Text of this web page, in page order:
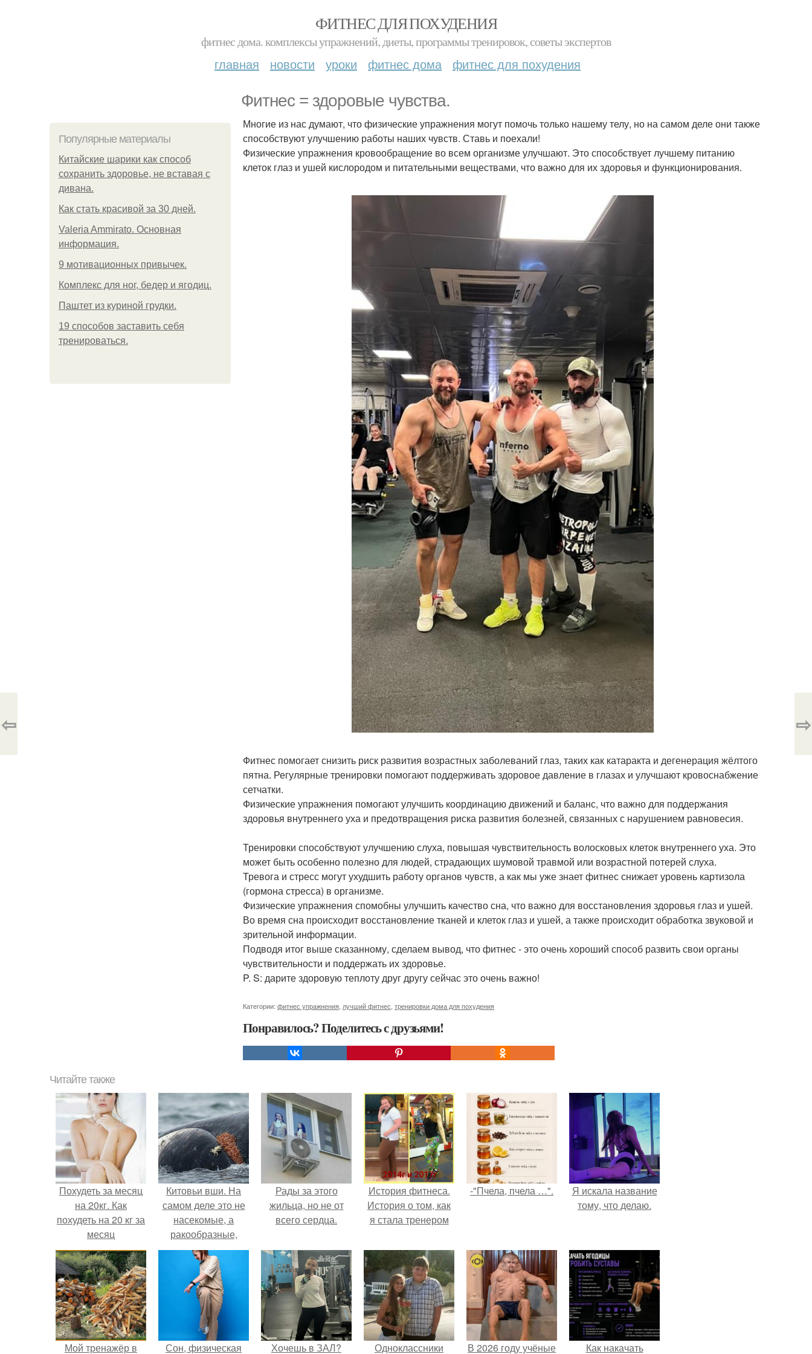
ФИТНЕС ДЛЯ ПОХУДЕНИЯ
фитнес дома. комплексы упражнений, диеты, программы тренировок, советы экспертов
главная новости уроки фитнес дома фитнес для похудения
Фитнес = здоровые чувства.
Популярные материалы
Китайские шарики как способ
сохранить здоровье, не вставая с
дивана.
Как стать красивой за 30 дней.
Valeria Ammirato. Основная
информация.
9 мотивационных привычек.
Комплекс для ног, бедер и ягодиц.
Паштет из куриной грудки.
19 способов заставить себя
тренироваться.
Многие из нас думают, что физические упражнения могут помочь только нашему телу, но на самом деле они также
способствуют улучшению работы наших чувств. Ставь и поехали!
Физические упражнения кровообращение во всем организме улучшают. Это способствует лучшему питанию
клеток глаз и ушей кислородом и питательными веществами, что важно для их здоровья и функционирования.
Фитнес помогает снизить риск развития возрастных заболеваний глаз, таких как катаракта и дегенерация жёлтого
пятна. Регулярные тренировки помогают поддерживать здоровое давление в глазах и улучшают кровоснабжение
сетчатки.
Физические упражнения помогают улучшить координацию движений и баланс, что важно для поддержания
здоровья внутреннего уха и предотвращения риска развития болезней, связанных с нарушением равновесия.
Тренировки способствуют улучшению слуха, повышая чувствительность волосковых клеток внутреннего уха. Это
может быть особенно полезно для людей, страдающих шумовой травмой или возрастной потерей слуха.
Тревога и стресс могут ухудшить работу органов чувств, а как мы уже знает фитнес снижает уровень картизола
(гормона стресса) в организме.
Физические упражнения спомобны улучшить качество сна, что важно для восстановления здоровья глаз и ушей.
Во время сна происходит восстановление тканей и клеток глаз и ушей, а также происходит обработка звуковой и
зрительной информации.
Подводя итог выше сказанному, сделаем вывод, что фитнес - это очень хороший способ развить свои органы
чувствительности и поддержать их здоровье.
P. S: дарите здоровую теплоту друг другу сейчас это очень важно!
Категории: фитнес упражнения лучший фитнес тренировки дома для похудения
Понравилось? Поделитесь с друзьями!
⇦ ⇨
Читайте также
Похудеть за месяц
на 20кг. Как
похудеть на 20 кг за
месяц
Китовьи вши. На
самом деле это не
насекомые, а
ракообразные,
относящиеся к
бокоплавам.
Рады за этого
жильца, но не от
всего сердца.
История фитнеса.
История о том, как
я стала тренером
-"Пчела, пчела …".
Я искала название
тому, что делаю.
Мой тренажёр в Сон, физическая Хочешь в ЗАЛ? Одноклассники В 2026 году учёные Как накачать